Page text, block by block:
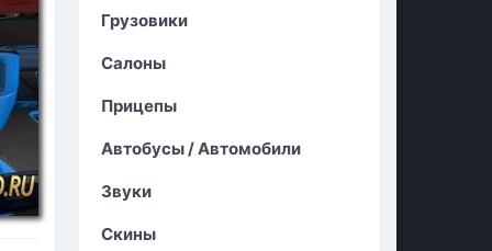
Грузовики
Салоны
Прицепы
Автобусы / Автомобили
Звуки
Скины